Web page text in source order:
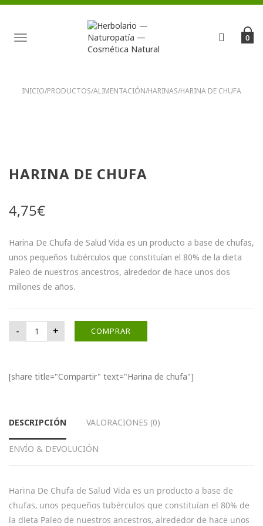
TOGGLE
NAVIGATION
0
INICIO/PRODUCTOS/ALIMENTACIÓN/HARINAS/HARINA DE CHUFA
HARINA DE CHUFA
4,75€
Harina De Chufa de Salud Vida es un producto a base de chufas,
unos pequeños tubérculos que constituían el 80% de la dieta
Paleo de nuestros ancestros, alrededor de hace unos dos
millones de años.
-
Harina de chufa cantidad
+ COMPRAR
[share title="Compartir" text="Harina de chufa"]
DESCRIPCIÓN VALORACIONES (0)
ENVÍO & DEVOLUCIÓN
Harina De Chufa de Salud Vida es un producto a base de
chufas, unos pequeños tubérculos que constituían el 80% de
la dieta Paleo de nuestros ancestros, alrededor de hace unos